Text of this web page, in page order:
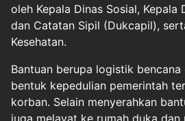
oleh Kepala Dinas Sosial, Kepala
dan Catatan Sipil (Dukcapil),
Kesehatan.
Bantuan berupa logistik
bentuk kepedulian pemerintah
korban. Selain menyerahkan
juga melayat ke rumah duka dan